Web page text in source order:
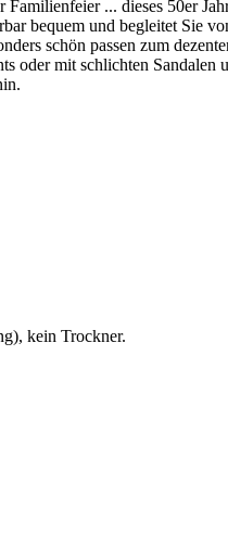
... dieses 50er
bequem und begleitet Sie
schön passen zum
oder mit schlichten Sandalen
kein Trockner.